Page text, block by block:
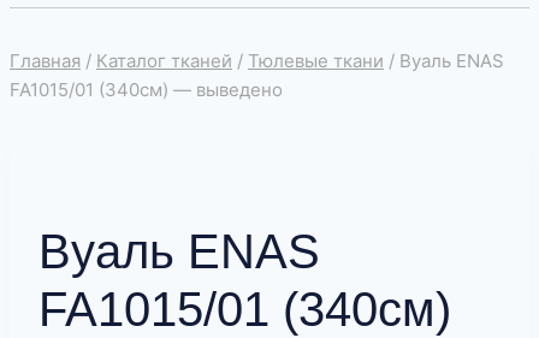
Главная / Каталог тканей / Тюлевые ткани / Вуаль ENAS
FA1015/01 (340см) — выведено
Вуаль ENAS
FA1015/01 (340см)